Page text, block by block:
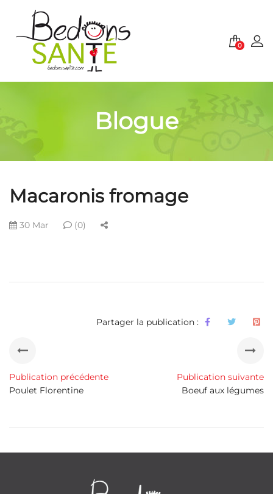
0
Blogue
Macaronis fromage
30 Mar (0)
Partager la publication :
Publication précédente
Poulet Florentine
Publication suivante
Boeuf aux légumes